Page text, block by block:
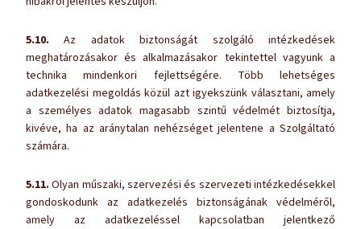
5.10. Az adatok biztonságát szolgáló intézkedések
meghatározásakor és alkalmazásakor tekintettel vagyunk a
technika mindenkori fejlettségére. Több lehetséges
adatkezelési megoldás közül azt igyekszünk választani, amely
a személyes adatok magasabb szintű védelmét biztosítja,
kivéve, ha az aránytalan nehézséget jelentene a Szolgáltató
számára.
5.11. Olyan műszaki, szervezési és szervezeti intézkedésekkel
gondoskodunk az adatkezelés biztonságának védelméről,
amely az adatkezeléssel kapcsolatban jelentkező